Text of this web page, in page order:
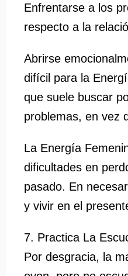
Enfrentarse a los
respecto a la
Abrirse
difícil para la
que suele buscar
problemas, en vez
La Energía
dificultades en
pasado. En
y vivir en el
7. Practica La
Por desgracia, la